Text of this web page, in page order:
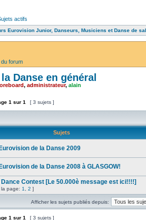
actifs
Eurovision Junior, Danseurs, Musiciens et Danse de
forum
Danse en général
, administrateur, alain
1 sur 1 [ 3 sujets ]
Sujets
de la Danse 2009
de la Danse 2008 à GLASGOW!
Contest [Le 50.000è message est ici!!!!]
page: 1 2 ]
Afficher les sujets publiés depuis:
1 sur 1 [ 3 sujets ]